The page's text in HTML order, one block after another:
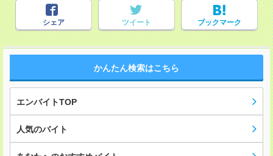
シェア ツイート ブックマーク
かんたん検索はこちら
エンバイトTOP
人気のバイト